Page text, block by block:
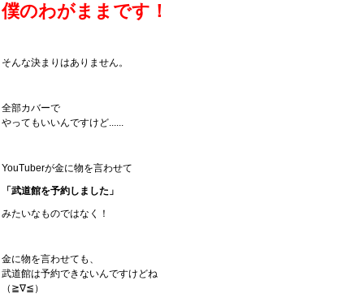
僕のわがままです！
そんな決まりはありません。
全部カバーで
やってもいいんですけど......
YouTuberが金に物を言わせて
「武道館を予約しました」
みたいなものではなく！
金に物を言わせても、
武道館は予約できないんですけどね
（≧∇≦）